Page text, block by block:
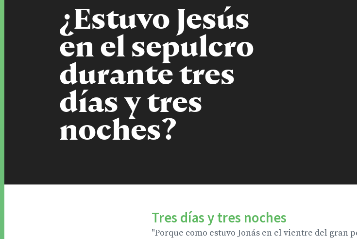
¿Estuvo Jesús
en el sepulcro
durante tres
días y tres
noches?
Tres días y tres noches
"Porque como estuvo Jonás en el vientre del gran